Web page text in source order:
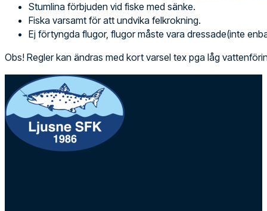
Stumlina förbjuden vid fiske med sänke.
Fiska varsamt för att undvika felkrokning.
Ej förtyngda flugor, flugor måste vara dressade(inte
Obs! Regler kan ändras med kort varsel tex pga låg